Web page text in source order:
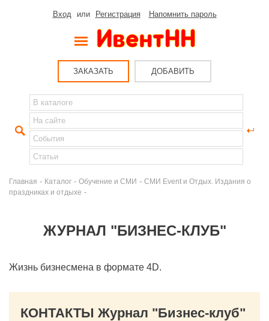
Вход или Регистрация Напомнить пароль
ЗАКАЗАТЬ ДОБАВИТЬ
Главная - Каталог - Обучение и СМИ - СМИ Event и Отдых. Издания о
праздниках и отдыхе -
ЖУРНАЛ "БИЗНЕС-КЛУБ"
Жизнь бизнесмена в формате 4D.
КОНТАКТЫ Журнал "Бизнес-клуб"